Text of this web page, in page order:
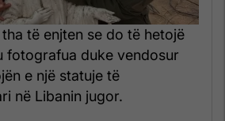
të enjten se do të hetojë
fotografua duke vendosur
e një statuje të
në Libanin jugor.